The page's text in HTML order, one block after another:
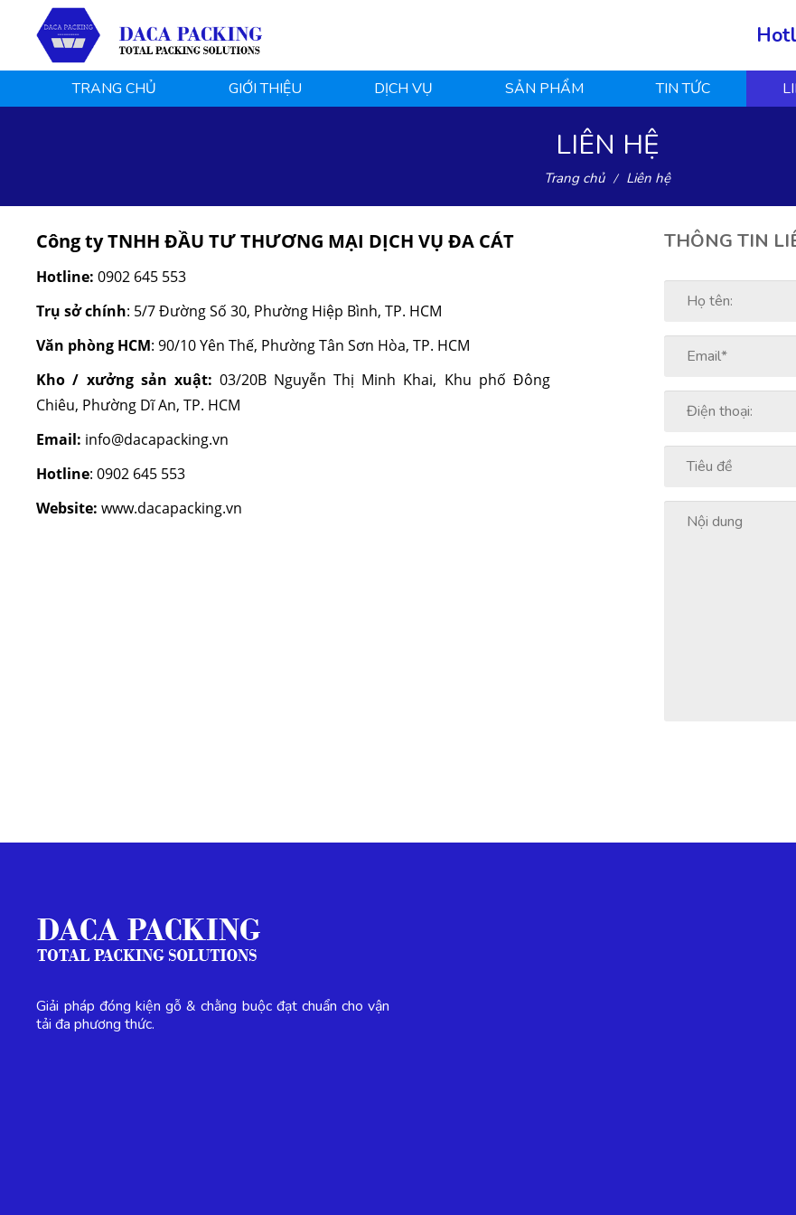
TRANG CHỦ GIỚI THIỆU DỊCH VỤ SẢN PHẨM TIN TỨC
LIÊN HỆ
Trang chủ Liên hệ
Công ty TNHH ĐẦU TƯ THƯƠNG MẠI DỊCH VỤ ĐA CÁT
Hotline: 0902 645 553
Trụ sở chính: 5/7 Đường Số 30, Phường Hiệp Bình,TP. HCM
Văn phòng HCM: 90/10 Yên Thế, Phường Tân Sơn Hòa, TP. HCM
Kho / xưởng sản xuật: 03/20B Nguyễn Thị Minh Khai, Khu phố Đông
Chiêu, Phường Dĩ An, TP. HCM
Email: info@dacapacking.vn
Hotline: 0902 645 553
Website: www.dacapacking.vn
THÔNG TIN
Giải pháp đóng kiện gỗ & chằng buộc đạt chuẩn cho vận
tải đa phương thức.